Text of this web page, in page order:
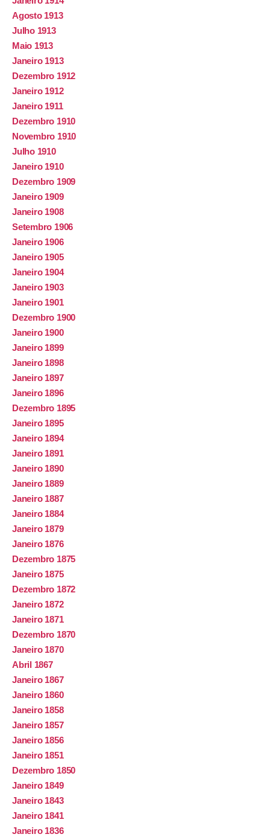
Agosto 1913
Julho 1913
Maio 1913
Janeiro 1913
Dezembro 1912
Janeiro 1912
Janeiro 1911
Dezembro 1910
Novembro 1910
Julho 1910
Janeiro 1910
Dezembro 1909
Janeiro 1909
Janeiro 1908
Setembro 1906
Janeiro 1906
Janeiro 1905
Janeiro 1904
Janeiro 1903
Janeiro 1901
Dezembro 1900
Janeiro 1900
Janeiro 1899
Janeiro 1898
Janeiro 1897
Janeiro 1896
Dezembro 1895
Janeiro 1895
Janeiro 1894
Janeiro 1891
Janeiro 1890
Janeiro 1889
Janeiro 1887
Janeiro 1884
Janeiro 1879
Janeiro 1876
Dezembro 1875
Janeiro 1875
Dezembro 1872
Janeiro 1872
Janeiro 1871
Dezembro 1870
Janeiro 1870
Abril 1867
Janeiro 1867
Janeiro 1860
Janeiro 1858
Janeiro 1857
Janeiro 1856
Janeiro 1851
Dezembro 1850
Janeiro 1849
Janeiro 1843
Janeiro 1841
Janeiro 1836